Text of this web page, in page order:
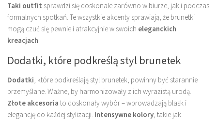
Taki outfit sprawdzi się doskonale zarówno w biurze, jak i podczas
formalnych spotkań. Te wszystkie akcenty sprawiają, że brunetki
mogą czuć się pewnie i atrakcyjnie w swoich eleganckich
kreacjach.
Dodatki, które podkreślą styl brunetek
Dodatki, które podkreślają styl brunetek, powinny być starannie
przemyślane. Ważne, by harmonizowały z ich wyrazistą urodą.
Złote akcesoria to doskonały wybór – wprowadzają blask i
elegancję do każdej stylizacji. Intensywne kolory, takie jak